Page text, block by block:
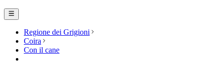
Regione dei Grigioni
Coira
Con il cane